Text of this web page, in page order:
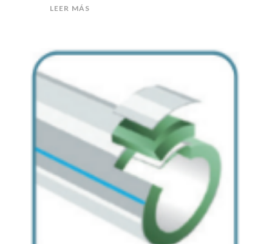
LEER MÁS